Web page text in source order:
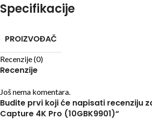
Specifikacije
PROIZVOĐAČ
Recenzije (0)
Recenzije
Još nema komentara.
Budite prvi koji će napisati recenziju
Capture 4K Pro (10GBK9901)“